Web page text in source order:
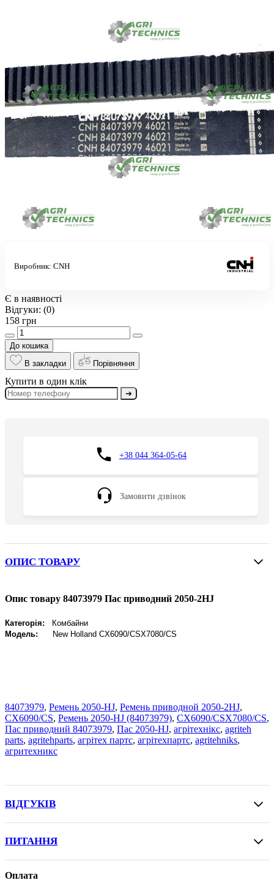
Виробник: CNH
Є в наявності
Відгуки: (0)
158 грн
До кошика
В закладки
Порівняння
Купити в один клік
➔
+38 044 364-05-64
Замовити дзвінок
ОПИС ТОВАРУ
Опис товару 84073979 Пас приводний 2050-2HJ
Категорія:
Комбайни
Модель:
New Holland CX6090/CSX7080/CS
84073979, Ремень 2050-HJ, Ремень приводной 2050-2HJ,
СX6090/CS, Ремень 2050-HJ (84073979), CX6090/CSX7080/CS,
Пас приводний 84073979, Пас 2050-HJ, агрітехнікс, agriteh
parts, agritehparts, агрітех партс, агрітехпартс, agritehniks,
агритехникс
ВІДГУКІВ
ПИТАННЯ
Оплата